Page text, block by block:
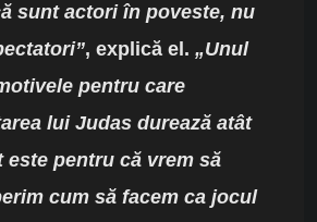
sunt actori în poveste, nu
, explică el. „Unul
pentru care
lui Judas durează atât
este pentru că vrem să
cum să facem ca jocul